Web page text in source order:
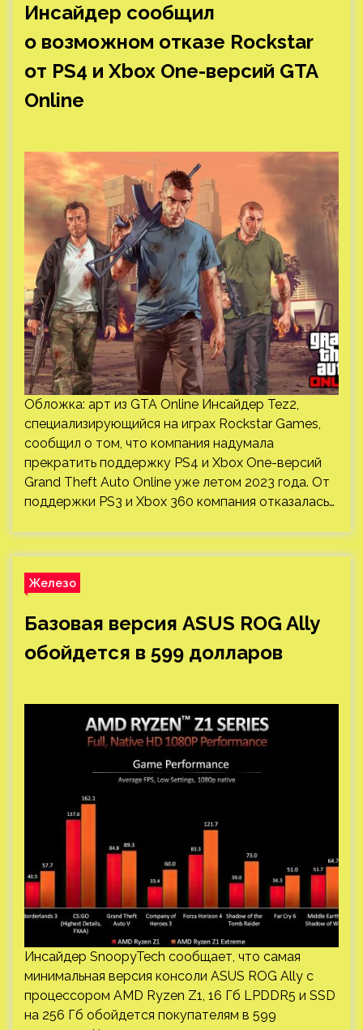
Инсайдер сообщил
о возможном отказе Rockstar
от PS4 и Xbox One-версий GTA
Online
Обложка: арт из GTA Online Инсайдер Tez2,
специализирующийся на играх Rockstar Games,
сообщил о том, что компания надумала
прекратить поддержку PS4 и Xbox One-версий
Grand Theft Auto Online уже летом 2023 года. От
поддержки PS3 и Xbox 360 компания отказалась…
Железо
Базовая версия ASUS ROG Ally
обойдется в 599 долларов
Инсайдер SnoopyTech сообщает, что самая
минимальная версия консоли ASUS ROG Ally с
процессором AMD Ryzen Z1, 16 Гб LPDDR5 и SSD
на 256 Гб обойдется покупателям в 599